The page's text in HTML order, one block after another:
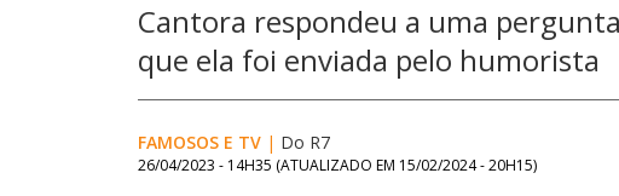
Cantora respondeu a uma
que ela foi enviada pelo humorista
FAMOSOS E TV | Do R7
26/04/2023 - 14H35 (ATUALIZADO EM 15/02/2024 - 20H15)